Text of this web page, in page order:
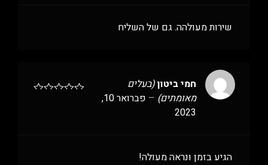
שירות מעולהה. גם של השליח
חמי ביטון(בעלים
מאומתים) –
פברואר 10,
2023
הגיע בזמן ונראה מעולה!